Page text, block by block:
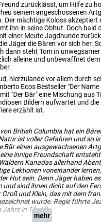
zurücklässt, um Hilfe zu
seinem angeschossenen
Der mächtige Koloss akzeptiert
ihn in seine Obhut. Doch bald
einer Meute Jagdhunde
Jäger die Bären vor sich her.
dann steht Tom in unwegsamer
alleine und unbewaffnet
hierzulande vor allem durch
Ecos Bestseller "Der Name
"Der Bär" eine Mischung aus
Bildern aufwartet und
erzählt ist.
British Columbia hat ein
ist voller Gefahren und so
Bär einen ausgewachsenen
innige Freundschaft
Kanadas allerhand
Lektionen voneinander
Hut sein. Denn Jäger haben
und sind ihnen dicht auf den
und Klein, das mit dem
wurde. Regie führte
Jahre in Tibet").
mehr